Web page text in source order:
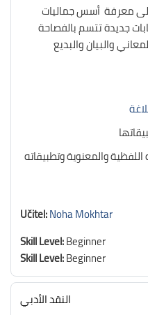
معرفة أسس جماليات
جديدة تتسم بالفصاحة
والبيان والبديع
والمعنوية وتطبيقاته
Učitel:Noha Mokhtar
Skill Level:Beginner
Skill Level:Beginner
النقد الأدبي